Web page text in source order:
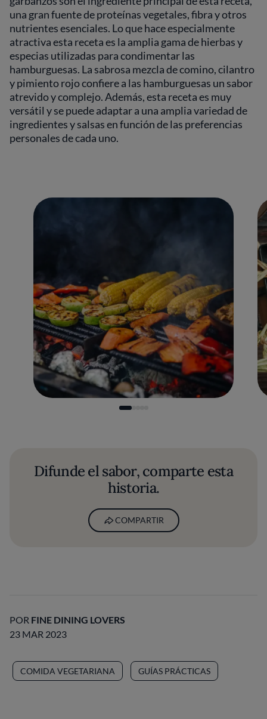
una gran fuente de proteínas vegetales, fibra y otros
nutrientes esenciales. Lo que hace especialmente
atractiva esta receta es la amplia gama de hierbas y
especias utilizadas para condimentar las
hamburguesas. La sabrosa mezcla de comino, cilantro
y pimiento rojo confiere a las hamburguesas un sabor
atrevido y complejo. Además, esta receta es muy
versátil y se puede adaptar a una amplia variedad de
ingredientes y salsas en función de las preferencias
personales de cada uno.
Difunde el sabor, comparte esta
historia.
COMPARTIR
POR FINE DINING LOVERS
23 MAR 2023
COMIDA VEGETARIANA GUÍAS PRÁCTICAS